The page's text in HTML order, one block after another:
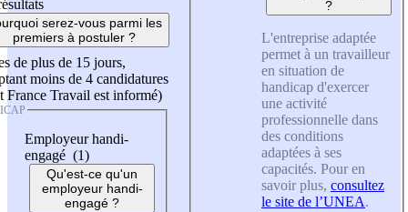
serez-vous parmi les
premiers à postuler ?
de plus de 15 jours,
moins de 4 candidatures
France Travail est informé)
Employeur handi-
engagé (1)
Qu'est-ce qu'un
employeur handi-
engagé ?
?
L'entreprise adaptée
permet à un travailleur
en situation de
handicap d'exercer
une activité
professionnelle dans
des conditions
adaptées à ses
capacités. Pour en
savoir plus, consultez
le site de l’UNEA.